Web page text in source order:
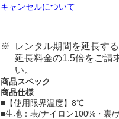
キャンセルについて
レンタル期間を延長す
延長料金の1.5倍をご請
い。
商品スペック
商品仕様
■【使用限界温度】8℃
■生地：表/ナイロン100%・裏/